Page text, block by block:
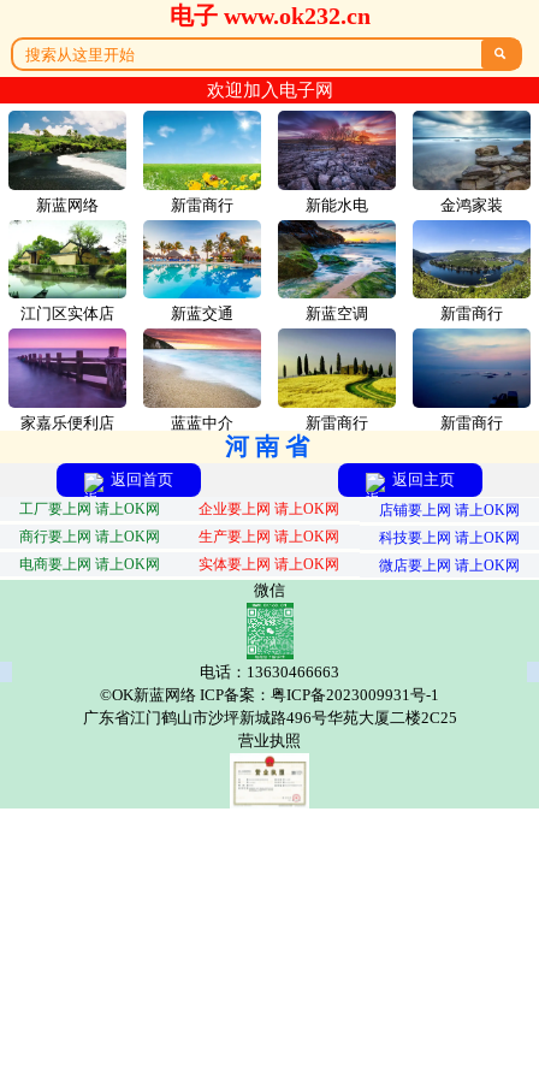
电子 www.ok232.cn

欢迎加入电子网
新蓝网络 新雷商行
江门区实体店 新蓝交通
家嘉乐便利店 蓝蓝中介
新能水电 金鸿家装
新蓝空调 新雷商行
新雷商行 新雷商行
河南省
返回首页 返回主页
工厂要上网 请上OK网 企业要上网 请上OK网
店铺要上网 请上OK网
商行要上网 请上OK网
生产要上网 请上OK网
科技要上网 请上OK网
电商要上网 请上OK网
实体要上网 请上OK网 微店要上网 请上OK网
微信
电话：13630466663
©OK新蓝网络 ICP备案：粤ICP备2023009931号-1
广东省江门鹤山市沙坪新城路496号华苑大厦二楼2C25
营业执照